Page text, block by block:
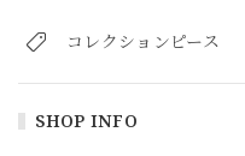
コレクションピース
SHOP INFO